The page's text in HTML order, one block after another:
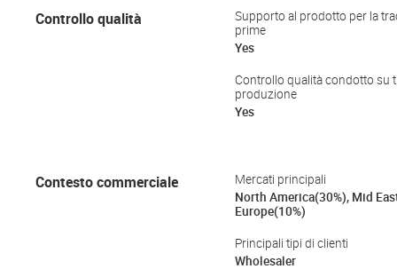
Controllo qualità
Supporto al prodotto per la
prime
Yes
Controllo qualità condotto su
produzione
Yes
Contesto commerciale
Mercati principali
North America(30%), Mid
Europe(10%)
Principali tipi di clienti
Wholesaler